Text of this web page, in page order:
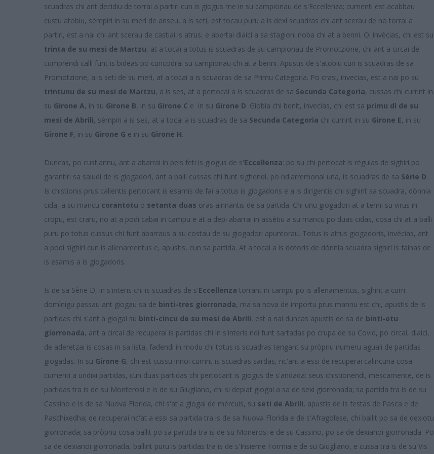
scuadras chi ant decidiu de torrai a partiri cun is giogus me in su campionau de s'Eccellenza; cumenti est acabbau
custu atobiu, sèmpiri in su merì de ariseu, a is seti, est tocau puru a is dexi scuadras chi ant scerau de no torrai a
partiri, est a nai chi ant scerau de castiai is atrus, e abertai diaici a sa stagioni noba chi at a benni. Oi invècias, chi est su
trinta de su mesi de Martzu, at a tocai a totus is scuadras de su campionau de Promotzione, chi ant a circai de
cumprendi calli funt is bideas po cuncodrai su campionau chi at a benni. Apustis de s'atobiu cun is scuadras de sa
Promotzione, a is seti de su merì, at a tocai a is scuadras de sa Primu Categoria. Po crasi, invecias, est a nai po su
trintunu de su mesi de Martzu, a is ses, at a pertocai a is scuadras de sa Secunda Categoria, cussas chi currint in
su Girone A, in su Girone B, in su Girone C e in su Girone D. Giobia chi benit, invecias, chi est sa primu dì de su
mesi de Abrili, sèmpiri a is ses, at a tocai a is scuadras de sa Secunda Categoria chi currint in su Girone E, in su
Girone F, in su Girone G e in su Girone H.
Duncas, po cust'annu, ant a abarrai in peis feti is giogus de s'Eccellenza: po su chi pertocat is règulas de sighiri po
garantiri sa saludi de is giogadori, ant a balli cussas chi funt sighendi, po nd'arremonai una, is scuadras de sa Sèrie D.
Is chistionis prus callentis pertocant is esamis de fai a totus is giogadoris e a is dirigentis chi sighint sa scuadra, dònnia
cida, a su mancu corantotu o setanta-duas oras ainnantis de sa partida. Chi unu giogadori at a tenni su virus in
cropu, est craru, no at a podi cabai in campu e at a depi abarrai in assètiu a su mancu po duas cidas, cosa chi at a balli
puru po totus cussus chi funt abarraus a su costau de su giogadori apuntorau. Totus is atrus giogadoris, invècias, ant
a podi sighiri cun is allenamentus e, apustis, cun sa partida. At a tocai a is dotoris de dònnia scuadra sighiri is fainas de
is esamis a is giogadoris.
Is de sa Sèrie D, in s'interis chi is scuadras de s'Eccellenza torrant in campu po is allenamentus, sighint a curri:
domìnigu passau ant giogau sa de binti-tres giorronada, ma sa nova de importu prus mannu est chi, apustis de is
partidas chi s'ant a giogai su binti-cincu de su mesi de Abrili, est a nai duncas apustis de sa de binti-otu
giorronada, ant a circai de recuperai is partidas chi in s'interis ndi funt sartadas po crupa de su Covid, po circai, diaici,
de aderetzai is cosas in sa lista, fadendi in modu chi totus is scuadras tengant su pròpriu numeru aguali de partidas
giogadas. In su Girone G, chi est cussu innoi currint is scuadras sardas, nc'ant a essi de recuperai calincuna cosa
cumenti a undixi partidas, cun duas partidas chi pertocant is giogus de s'andada: seus chistionendi, mescamente, de is
partidas tra is de su Monterosi e is de su Giugliano, chi si depiat giogai a sa de sexi giorronada; sa partida tra is de su
Cassino e is de sa Nuova Florida, chi s'at a giogai de mèrcuis, su seti de Abrili, apustis de is festas de Pasca e de
Paschixedha; de recuperai nc'at a essi sa partida tra is de sa Nuova Florida e de s'Afragolese, chi ballit po sa de dexiotu
giorronada; sa pròpriu cosa ballit po sa partida tra is de su Monerosi e de su Cassino, po sa de dexianoi giorronada. Po
sa de dexianoi giorronada, ballint puru is partidas tra is de s'Insieme Formia e de su Giugliano, e cussa tra is de su Vis